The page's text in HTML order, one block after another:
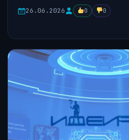
26.06.2026 0 0